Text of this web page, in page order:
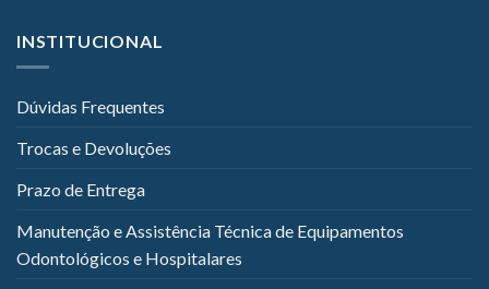
INSTITUCIONAL
Dúvidas Frequentes
Trocas e Devoluções
Prazo de Entrega
Manutenção e Assistência Técnica de Equipamentos
Odontológicos e Hospitalares